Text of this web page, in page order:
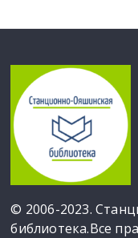
© 2006-2023.
библиотека.Все